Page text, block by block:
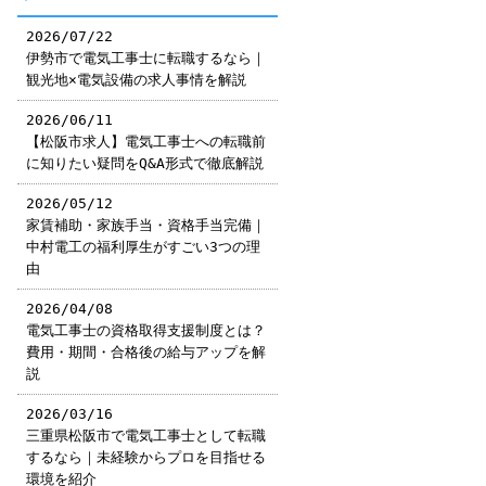
2026/07/22
伊勢市で電気工事士に転職するなら｜
観光地×電気設備の求人事情を解説
2026/06/11
【松阪市求人】電気工事士への転職前
に知りたい疑問をQ&A形式で徹底解説
2026/05/12
家賃補助・家族手当・資格手当完備｜
中村電工の福利厚生がすごい3つの理
由
2026/04/08
電気工事士の資格取得支援制度とは？
費用・期間・合格後の給与アップを解
説
2026/03/16
三重県松阪市で電気工事士として転職
するなら｜未経験からプロを目指せる
環境を紹介